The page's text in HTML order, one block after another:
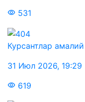
531
Курсантлар
31 Июл 2026, 19:29
619